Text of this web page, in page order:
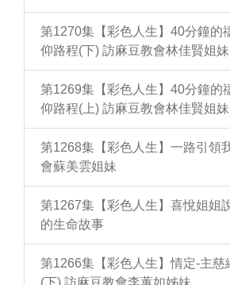
第1270集【彩色人生】40分鐘的
仰路程(下) 訪麻豆教會林佳賢姐妹
第1269集【彩色人生】40分鐘的
仰路程(上) 訪麻豆教會林佳賢姐妹
第1268集【彩色人生】一路引領
會蘇美雲姐妹
第1267集【彩色人生】喜悅姐
的生命故事
第1266集【彩色人生】情定-主慈
(下) 訪麻豆教會李蕙如姊妹